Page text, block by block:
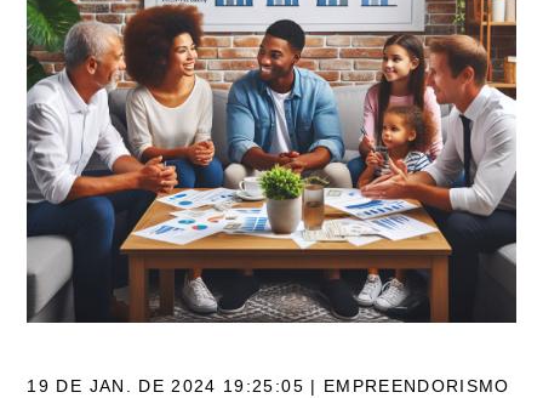
Search
19 DE JAN. DE 2024 19:25:05 | EMPREENDORISMO